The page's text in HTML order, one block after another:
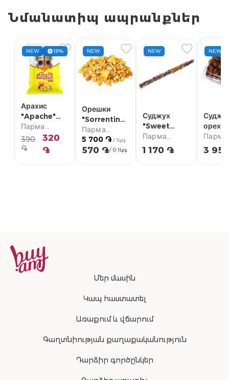
Նմանատիպ ապրանքներ
NEW 18%
Арахис
"Apache"
жареный,
сыр 80г
Парма
супермаркет
390
֏
320
֏
NEW
Орешки
"Sorrentino
Stuzzicante
Mix"
жареные, с
Парма
супермаркет
5 700 ֏ / 1կգ
570 ֏/ 0.1կգ
NEW
Суджух
"Sweet
Nella" с
грецким
Парма
супермаркет
1 170 ֏
NEW
700г
Парма
3
Մեր մասին
Կապ հաստատել
Առաքում և վճարում
Գաղտնիության քաղաքականություն
Դարձիր գործընկեր